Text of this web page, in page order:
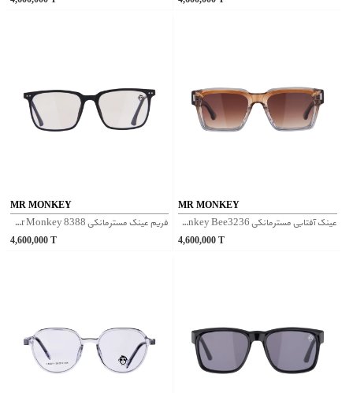
MR MONKEY
فریم عینک مسترمانکی Mr Monkey 8388 - مشکی مات
4,600,000T
MR MONKEY
عینک آفتابی مسترمانکی Mr Monkey Bee3236 - قهوه‌ای
4,600,000 T